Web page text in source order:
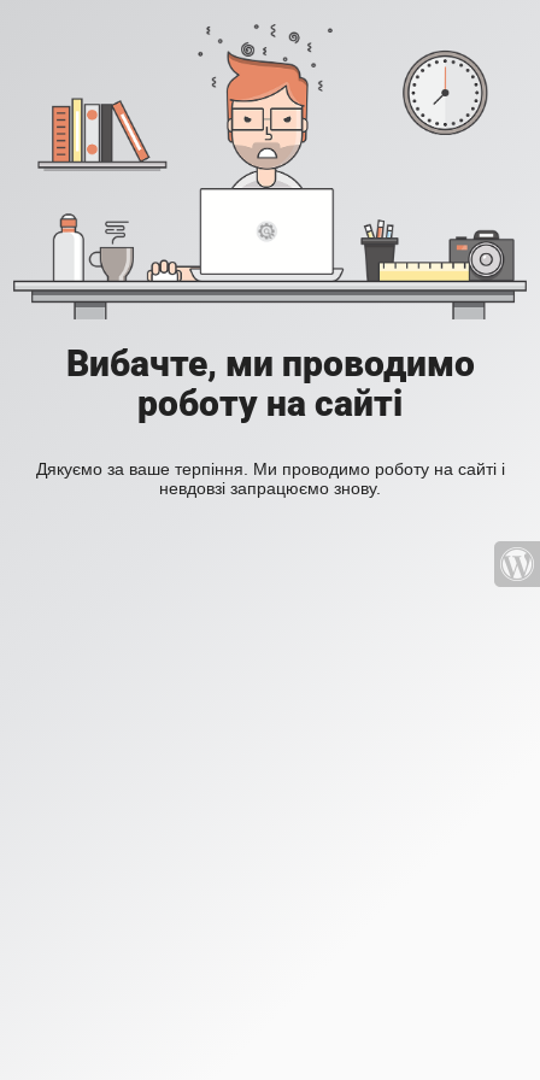
Вибачте, ми проводимо
роботу на сайті
Дякуємо за ваше терпіння. Ми проводимо роботу на сайті і
невдовзі запрацюємо знову.